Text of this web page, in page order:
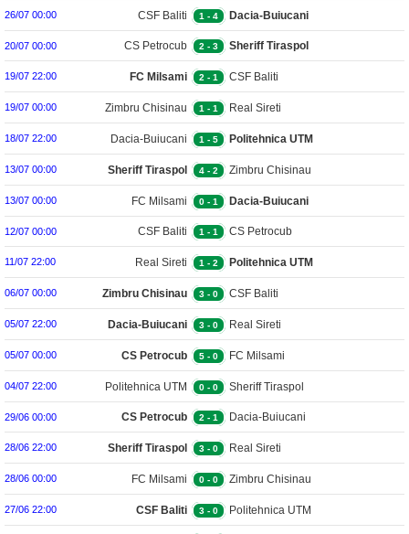
26/07 00:00 CSF Baliti 1 - 4 Dacia-Buiucani
20/07 00:00 CS Petrocub 2 - 3 Sheriff Tiraspol
19/07 22:00 FC Milsami 2 - 1 CSF Baliti
19/07 00:00 Zimbru Chisinau 1 - 1 Real Sireti
18/07 22:00 Dacia-Buiucani 1 - 5 Politehnica UTM
13/07 00:00 Sheriff Tiraspol 4 - 2 Zimbru Chisinau
13/07 00:00 FC Milsami 0 - 1 Dacia-Buiucani
12/07 00:00 CSF Baliti 1 - 1 CS Petrocub
11/07 22:00 Real Sireti 1 - 2 Politehnica UTM
06/07 00:00 Zimbru Chisinau 3 - 0 CSF Baliti
05/07 22:00 Dacia-Buiucani 3 - 0 Real Sireti
05/07 00:00 CS Petrocub 5 - 0 FC Milsami
04/07 22:00 Politehnica UTM 0 - 0 Sheriff Tiraspol
29/06 00:00 CS Petrocub 2 - 1 Dacia-Buiucani
28/06 22:00 Sheriff Tiraspol 3 - 0 Real Sireti
28/06 00:00 FC Milsami 0 - 0 Zimbru Chisinau
27/06 22:00 CSF Baliti 3 - 0 Politehnica UTM